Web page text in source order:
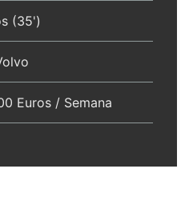
(35')
Euros / Semana